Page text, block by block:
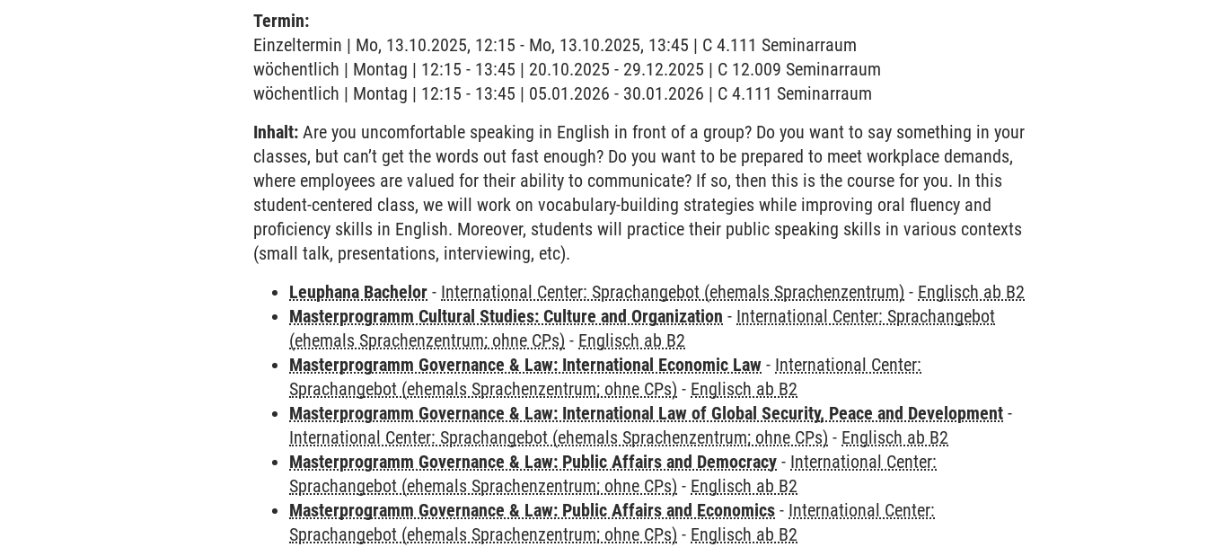
Termin:
Einzeltermin | Mo, 13.10.2025, 12:15 - Mo, 13.10.2025, 13:45 | C 4.111 Seminarraum
wöchentlich | Montag | 12:15 - 13:45 | 20.10.2025 - 29.12.2025 | C 12.009 Seminarraum
wöchentlich | Montag | 12:15 - 13:45 | 05.01.2026 - 30.01.2026 | C 4.111 Seminarraum
Inhalt: Are you uncomfortable speaking in English in front of a group? Do you want to say something in your
classes, but can’t get the words out fast enough? Do you want to be prepared to meet workplace demands,
where employees are valued for their ability to communicate? If so, then this is the course for you. In this
student-centered class, we will work on vocabulary-building strategies while improving oral fluency and
proficiency skills in English. Moreover, students will practice their public speaking skills in various contexts
(small talk, presentations, interviewing, etc).
Leuphana Bachelor - International Center: Sprachangebot (ehemals Sprachenzentrum) - Englisch ab B2
Masterprogramm Cultural Studies: Culture and Organization - International Center: Sprachangebot
(ehemals Sprachenzentrum; ohne CPs) - Englisch ab B2
Masterprogramm Governance & Law: International Economic Law - International Center:
Sprachangebot (ehemals Sprachenzentrum; ohne CPs) - Englisch ab B2
Masterprogramm Governance & Law: International Law of Global Security, Peace and Development -
International Center: Sprachangebot (ehemals Sprachenzentrum; ohne CPs) - Englisch ab B2
Masterprogramm Governance & Law: Public Affairs and Democracy - International Center:
Sprachangebot (ehemals Sprachenzentrum; ohne CPs) - Englisch ab B2
Masterprogramm Governance & Law: Public Affairs and Economics - International Center:
Sprachangebot (ehemals Sprachenzentrum; ohne CPs) - Englisch ab B2